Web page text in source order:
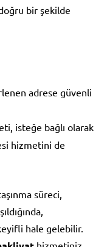
bir şekilde
adrese güvenli
isteğe bağlı olarak
hizmetini de
süreci,
hale gelebilir.